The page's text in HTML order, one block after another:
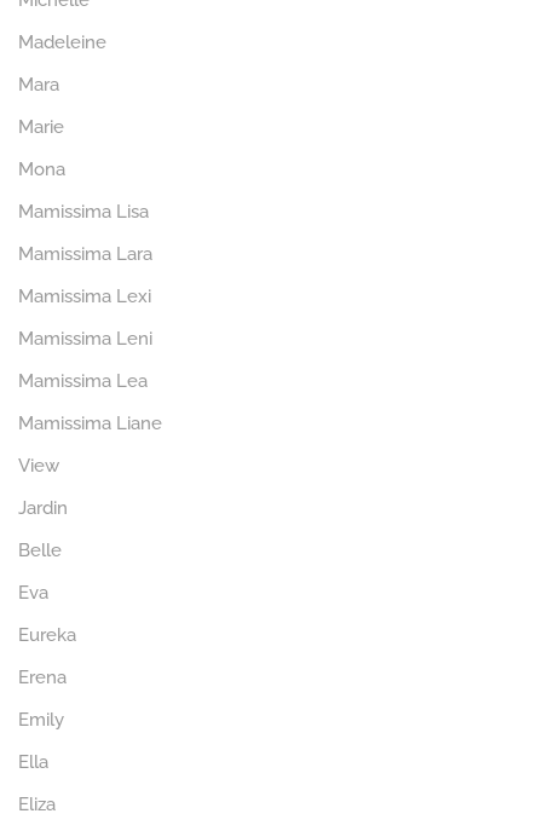
Madeleine
Mara
Marie
Mona
Mamissima Lisa
Mamissima Lara
Mamissima Lexi
Mamissima Leni
Mamissima Lea
Mamissima Liane
View
Jardin
Belle
Eva
Eureka
Erena
Emily
Ella
Eliza